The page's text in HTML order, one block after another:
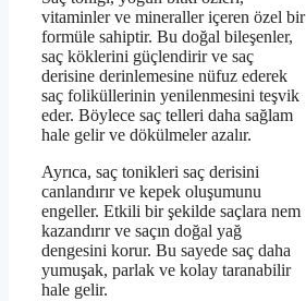
vitaminler ve mineraller içeren özel bir
formüle sahiptir. Bu doğal bileşenler,
saç köklerini güçlendirir ve saç
derisine derinlemesine nüfuz ederek
saç foliküllerinin yenilenmesini teşvik
eder. Böylece saç telleri daha sağlam
hale gelir ve dökülmeler azalır.
Ayrıca, saç tonikleri saç derisini
canlandırır ve kepek oluşumunu
engeller. Etkili bir şekilde saçlara nem
kazandırır ve saçın doğal yağ
dengesini korur. Bu sayede saç daha
yumuşak, parlak ve kolay taranabilir
hale gelir.